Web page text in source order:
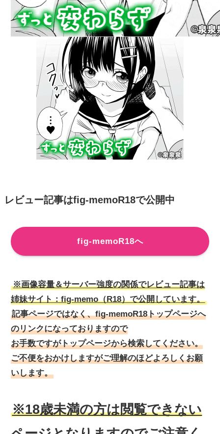
レビュー記事はfig-memoR18で公開中
fig-memoR18へ
※画像容量＆サーバー強度の関係でレビュー記事は
姉妹サイト：fig-memo（R18）で公開しています。
記事ページではなく、fig-memoR18トップページへ
のリンクになっておりますので
お手数ですがトップページから検索してください。
ご不便をおかけしますがご理解のほどよろしくお願
いします。
※18歳未満の方は閲覧できない